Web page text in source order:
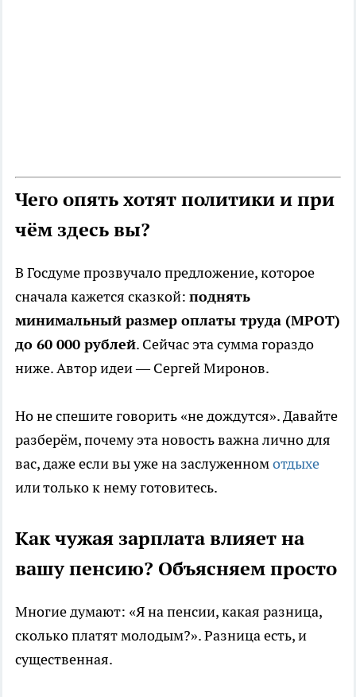
Чего опять хотят политики и при
чём здесь вы?
В Госдуме прозвучало предложение, которое
сначала кажется сказкой: поднять
минимальный размер оплаты труда (МРОТ)
до 60 000 рублей. Сейчас эта сумма гораздо
ниже. Автор идеи — Сергей Миронов.
Но не спешите говорить «не дождутся». Давайте
разберём, почему эта новость важна лично для
вас, даже если вы уже на заслуженномотдыхе
или только к нему готовитесь.
Как чужая зарплата влияет на
вашу пенсию? Объясняем просто
Многие думают: «Я на пенсии, какая разница,
сколько платят молодым?». Разница есть, и
существенная.